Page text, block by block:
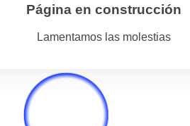
Página en construcción
Lamentamos las molestias